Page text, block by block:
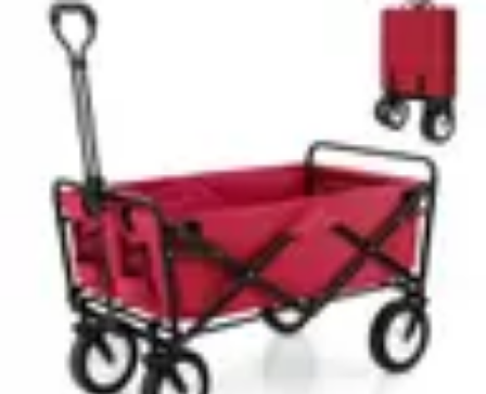
Jardinage Petits Espaces
Plantes adaptées
pratiques
Jardinage Petits Espaces